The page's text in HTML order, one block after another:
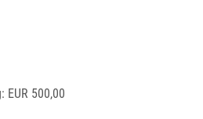
EUR 500,00